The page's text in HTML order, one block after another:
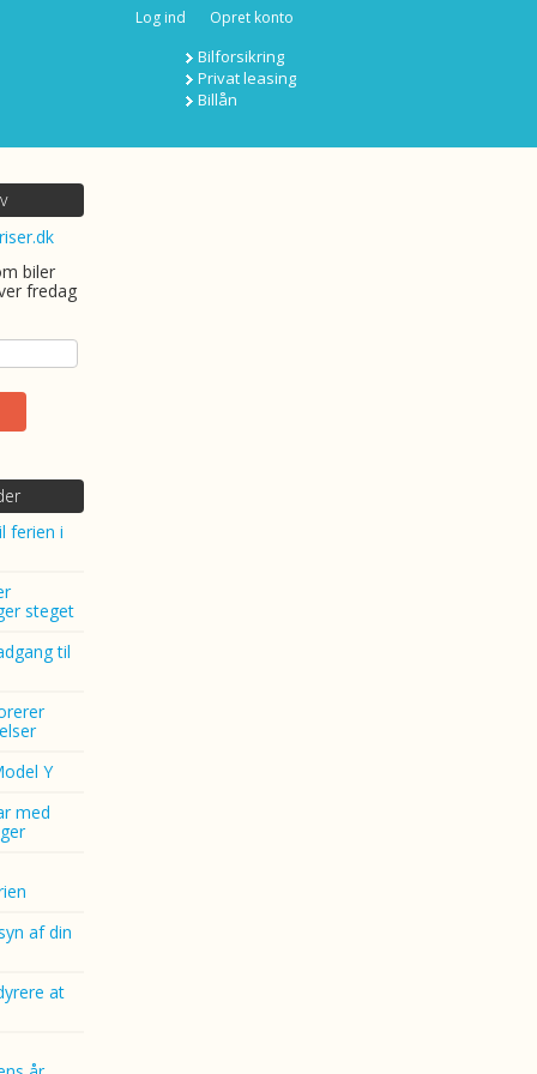
Log ind Opret konto
Bilforsikring
Privat leasing
Billån
biler
fredag
ferien i
steget
til
Y
med
af din
at